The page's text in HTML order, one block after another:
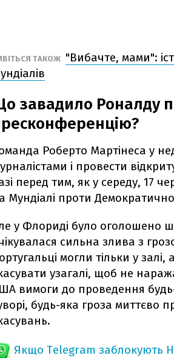
ТАКОЖ
"Вибачте, мами":
завадило Роналду
Роберто Мартінеса у
і провести
перед тим, як у середу, 17
Мундіалі проти
у Флориді було оголошено
сильна злива з
могли тільки у
узагалі, щоб не
вимоги до проведення
будь-яка гроза миттєво
Якщо Telegram заблокують